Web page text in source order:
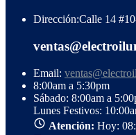
Dirección:Calle 14
Email:
8:00am a 5:30pm
Sábado: 8:00am a
Lunes Festivos:
Atención: Hoy: